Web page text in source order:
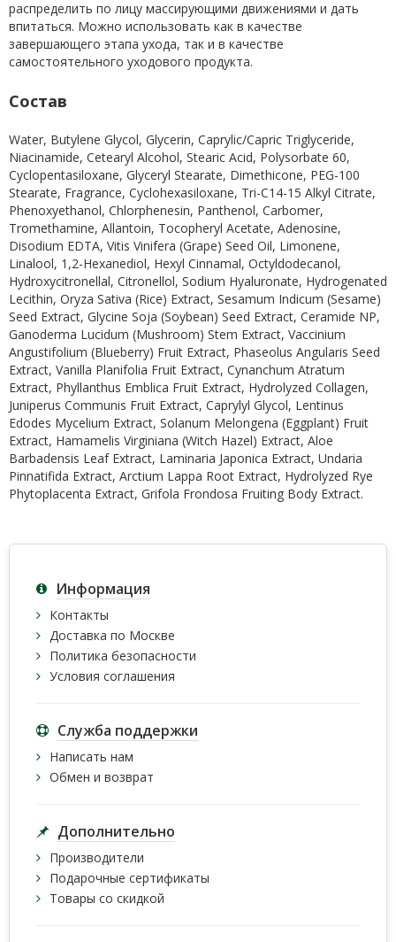
распределить по лицу массирующими движениями и дать
впитаться. Можно использовать как в качестве
завершающего этапа ухода, так и в качестве
самостоятельного уходового продукта.
Состав
Water, Butylene Glycol, Glycerin, Caprylic/Capric Triglyceride,
Niacinamide, Cetearyl Alcohol, Stearic Acid, Polysorbate 60,
Cyclopentasiloxane, Glyceryl Stearate, Dimethicone, PEG-100
Stearate, Fragrance, Cyclohexasiloxane, Tri-C14-15 Alkyl Citrate,
Phenoxyethanol, Chlorphenesin, Panthenol, Carbomer,
Tromethamine, Allantoin, Tocopheryl Acetate, Adenosine,
Disodium EDTA, Vitis Vinifera (Grape) Seed Oil, Limonene,
Linalool, 1,2-Hexanediol, Hexyl Cinnamal, Octyldodecanol,
Hydroxycitronellal, Citronellol, Sodium Hyaluronate, Hydrogenated
Lecithin, Oryza Sativa (Rice) Extract, Sesamum Indicum (Sesame)
Seed Extract, Glycine Soja (Soybean) Seed Extract, Ceramide NP,
Ganoderma Lucidum (Mushroom) Stem Extract, Vaccinium
Angustifolium (Blueberry) Fruit Extract, Phaseolus Angularis Seed
Extract, Vanilla Planifolia Fruit Extract, Cynanchum Atratum
Extract, Phyllanthus Emblica Fruit Extract, Hydrolyzed Collagen,
Juniperus Communis Fruit Extract, Caprylyl Glycol, Lentinus
Edodes Mycelium Extract, Solanum Melongena (Eggplant) Fruit
Extract, Hamamelis Virginiana (Witch Hazel) Extract, Aloe
Barbadensis Leaf Extract, Laminaria Japonica Extract, Undaria
Pinnatifida Extract, Arctium Lappa Root Extract, Hydrolyzed Rye
Phytoplacenta Extract, Grifola Frondosa Fruiting Body Extract.
Информация
Контакты
Доставка по Москве
Политика безопасности
Условия соглашения
Служба поддержки
Написать нам
Обмен и возврат
Дополнительно
Производители
Подарочные сертификаты
Товары со скидкой